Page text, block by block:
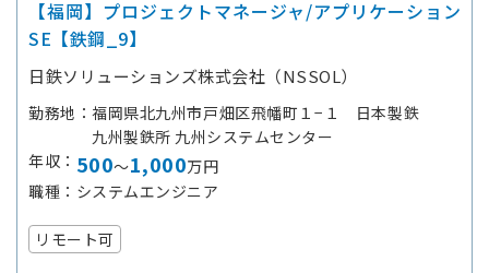
【福岡】プロジェクトマネージャ/アプリケーション
SE【鉄鋼_9】
日鉄ソリューションズ株式会社（NSSOL）
勤務地
福岡県北九州市戸畑区飛幡町１−１ 日本製鉄
九州製鉄所 九州システムセンター
年収
500～1,000万円
職種
システムエンジニア
リモート可